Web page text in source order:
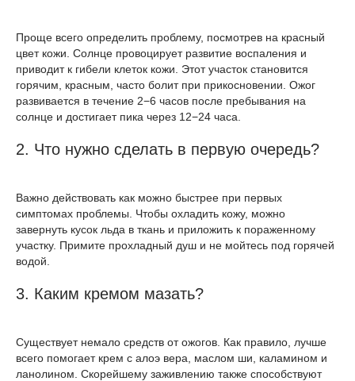
Проще всего определить проблему, посмотрев на красный
цвет кожи. Солнце провоцирует развитие воспаления и
приводит к гибели клеток кожи. Этот участок становится
горячим, красным, часто болит при прикосновении. Ожог
развивается в течение 2−6 часов после пребывания на
солнце и достигает пика через 12−24 часа.
2. Что нужно сделать в первую очередь?
Важно действовать как можно быстрее при первых
симптомах проблемы. Чтобы охладить кожу, можно
завернуть кусок льда в ткань и приложить к пораженному
участку. Примите прохладный душ и не мойтесь под горячей
водой.
3. Каким кремом мазать?
Существует немало средств от ожогов. Как правило, лучше
всего помогает крем с алоэ вера, маслом ши, каламином и
ланолином. Скорейшему заживлению также способствуют